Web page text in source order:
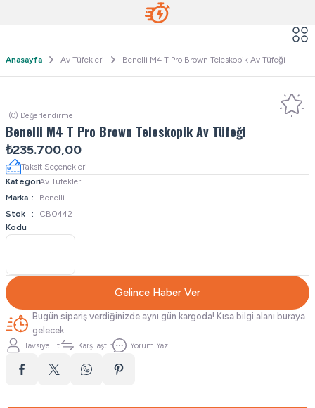
Anasayfa Av Tüfekleri Benelli M4 T Pro Brown Teleskopik Av Tüfeği
(0) Değerlendirme
Benelli M4 T Pro Brown Teleskopik Av Tüfeği
₺235.700,00
Taksit Seçenekleri
KategoriAv Tüfekleri
Marka
Benelli
Stok
Kodu
CB0442
Gelince Haber Ver
Bugün sipariş verdiğinizde aynı gün kargoda! Kısa bilgi alanı buraya
gelecek
Tavsiye Et Karşılaştır Yorum Yaz